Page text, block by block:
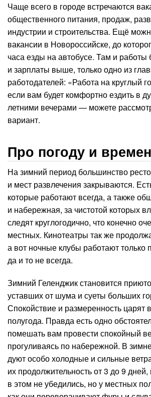
Чаще всего в городе встречаются
общественного питания, продаж,
индустрии и строительства. Ещё
вакансии в Новороссийске, до
часа езды на автобусе. Там и работы
и зарплаты выше, только одно из
работодателей: «Работа на круглый
если вам будет комфортно ездить в
летними вечерами — можете
вариант.
Про погоду и
На зимний период большинство
и мест развлечения закрываются.
которые работают всегда, а также
и набережная, за чистотой которых
следят круглогодично, что конечно
местных. Кинотеатры так же
а вот ночные клубы работают
да и то не всегда.
Зимний Геленджик становится
уставших от шума и суеты больших
Спокойствие и размеренность царят
полугода. Правда есть одно
помешать вам провести спокойный
прогуливаясь по набережной. В
дуют особо холодные и сильные
их продолжительность от 3 до 9
в этом не убедились, но у местных